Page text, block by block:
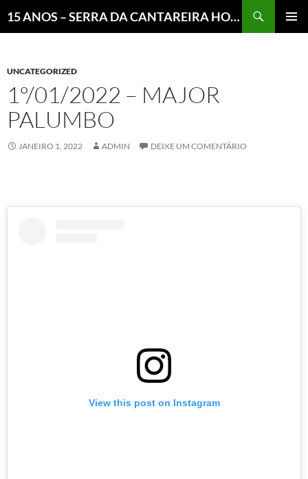
15 ANOS – SERRA DA CANTAREIRA HOJE E COTIDIANO DO BRASIL E DO MUNDO
UNCATEGORIZED
1º/01/2022 – MAJOR
PALUMBO
JANEIRO 1, 2022 ADMIN DEIXE UM COMENTÁRIO
View this post on Instagram